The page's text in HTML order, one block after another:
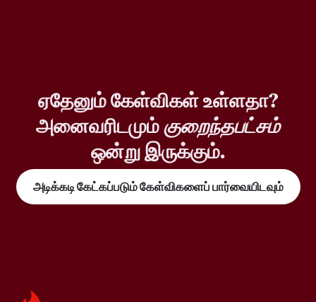
ஏதேனும் கேள்விகள் உள்ளதா?
அனைவரிடமும்குறைந்தபட்சம்
ஒன்று இருக்கும்.
அடிக்கடி கேட்கப்படும் கேள்விகளைப் பார்வையிடவும்